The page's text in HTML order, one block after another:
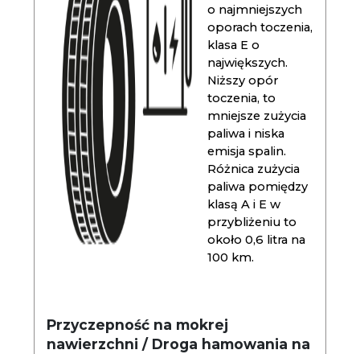
o najmniejszych
oporach toczenia,
klasa E o
największych.
Niższy opór
toczenia, to
mniejsze zużycia
paliwa i niska
emisja spalin.
Różnica zużycia
paliwa pomiędzy
klasą A i E w
przybliżeniu to
około 0,6 litra na
100 km.
Przyczepność na mokrej
nawierzchni / Droga hamowania na